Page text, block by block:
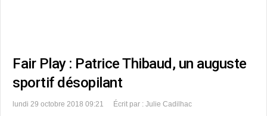
Fair Play : Patrice Thibaud, un auguste
sportif désopilant
lundi 29 octobre 2018 09:21 Écrit par : Julie Cadilhac